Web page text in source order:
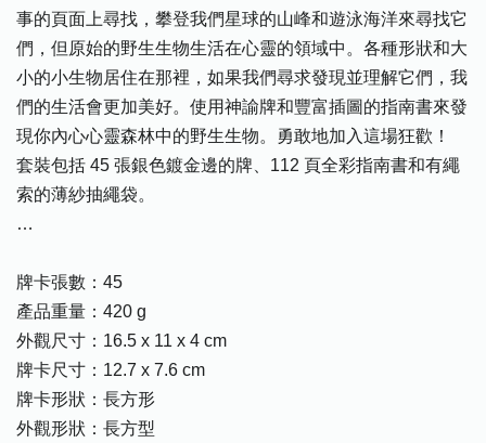
事的頁面上尋找，攀登我們星球的山峰和遊泳海洋來尋找它
們，但原始的野生生物生活在心靈的領域中。各種形狀和大
小的小生物居住在那裡，如果我們尋求發現並理解它們，我
們的生活會更加美好。使用神諭牌和豐富插圖的指南書來發
現你內心心靈森林中的野生生物。勇敢地加入這場狂歡！
套裝包括 45 張銀色鍍金邊的牌、112 頁全彩指南書和有繩
索的薄紗抽繩袋。
…
牌卡張數：45
產品重量：420 g
外觀尺寸：16.5 x 11 x 4 cm
牌卡尺寸：12.7 x 7.6 cm
牌卡形狀：長方形
外觀形狀：長方型